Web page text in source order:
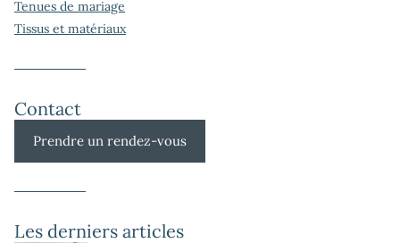
Tenues de mariage
Tissus et matériaux
Contact
Prendre un rendez-vous
Les derniers articles